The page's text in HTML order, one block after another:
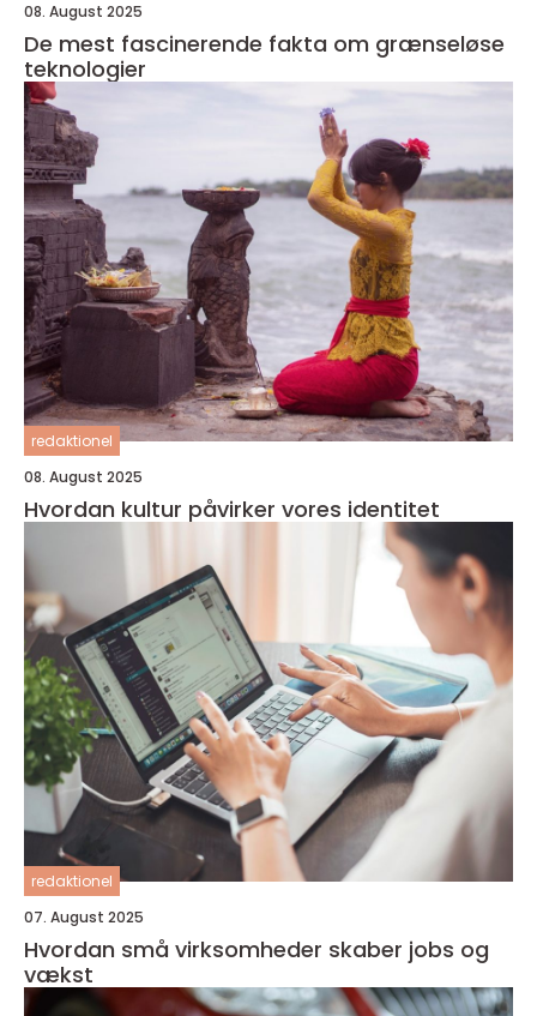
08. August 2025
De mest fascinerende fakta om grænseløse
teknologier
redaktionel
08. August 2025
Hvordan kultur påvirker vores identitet
redaktionel
07. August 2025
Hvordan små virksomheder skaber jobs og
vækst